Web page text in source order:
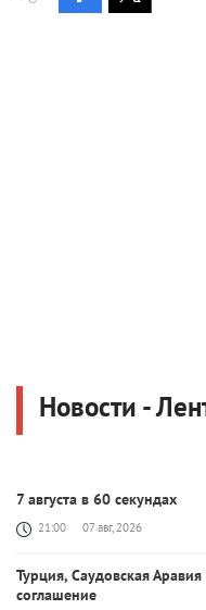
Новости -
7 августа в 60 секундах
21:00 07 авг, 2026
Турция, Саудовская
соглашение